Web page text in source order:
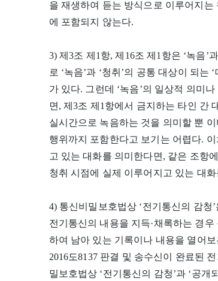
을 재생하여 듣는 방식으로 이루어지는
에 포함되지 않는다.
3) 제3조 제1항, 제16조 제1항은 ‘녹음’
로 ‘녹음’과 ‘청취’의 공통 대상이 되
가 있다. 그런데 ‘녹음’의 일상적 의미
면, 제3조 제1항에서 금지하는 타인 간
실시간으로 녹음하는 것을 의미할 뿐
행위까지 포함한다고 보기는 어렵다. 이
고 있는 대화를 의미한다면, 같은 조항
청취 시점에 실제 이루어지고 있는 대
4) 통신비밀보호법상 ‘전기통신의 감
전기통신의 내용을 지득·채록하는 경
하여 남아 있는 기록이나 내용을 열어
2016도8137 판결 및 송수신이 완료된
밀보호법상 ‘전기통신의 감청’과 ‘공개